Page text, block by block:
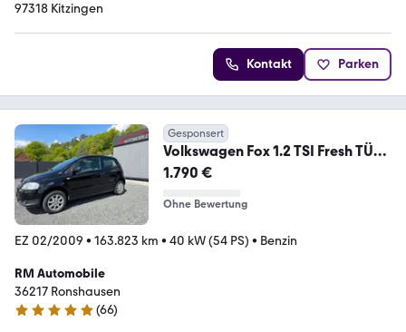
97318 Kitzingen
Kontakt Parken
Gesponsert
Volkswagen Fox 1.2 TSI Fresh TÜV-
NEU
1.790 €
Ohne Bewertung
EZ 02/2009 • 163.823 km • 40 kW (54 PS) • Benzin
RM Automobile
36217 Ronshausen
5 Sterne
(66)